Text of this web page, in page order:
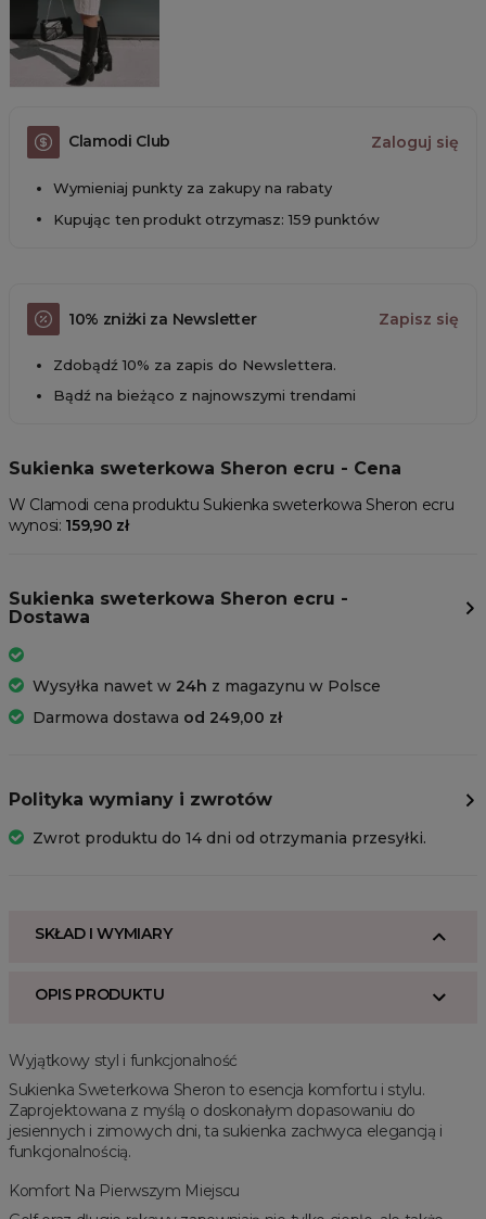
Clamodi Club Zaloguj się
Wymieniaj punkty za zakupy na rabaty
Kupując ten produkt otrzymasz: 159 punktów
10% zniżki za Newsletter Zapisz się
Zdobądź 10% za zapis do Newslettera.
Bądź na bieżąco z najnowszymi trendami
Sukienka sweterkowa Sheron ecru - Cena
W Clamodi cena produktu Sukienka sweterkowa Sheron ecru
wynosi: 159,90 zł
Sukienka sweterkowa Sheron ecru -
Dostawa
Wysyłka nawet w 24h z magazynu w Polsce
Darmowa dostawa od 249,00 zł
Polityka wymiany i zwrotów
Zwrot produktu do 14 dni od otrzymania przesyłki.
SKŁAD I WYMIARY
OPIS PRODUKTU
Wyjątkowy styl i funkcjonalność
Sukienka Sweterkowa Sheron to esencja komfortu i stylu.
Zaprojektowana z myślą o doskonałym dopasowaniu do
jesiennych i zimowych dni, ta sukienka zachwyca elegancją i
funkcjonalnością.
Komfort Na Pierwszym Miejscu